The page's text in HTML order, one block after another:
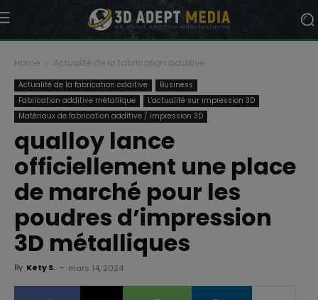
Home Actualité de la fabrication additive
Actualité de la fabrication additive
Business
Fabrication additive métallique
L'actualité sur impression 3D
Matériaux de fabrication additive / impression 3D
qualloy lance
officiellement une place
de marché pour les
poudres d’impression
3D métalliques
By Kety S. - mars 14, 2024